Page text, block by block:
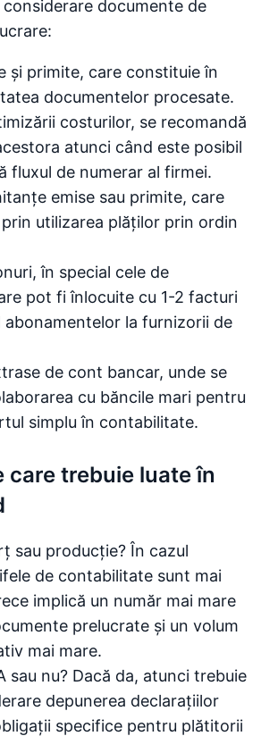
documente de
și primite, care constituie în
documentelor procesate.
costurilor, se recomandă
atunci când este posibil
fluxul de numerar al firmei.
emise sau primite, care
utilizarea plăților prin ordin
în special cele de
pot fi înlocuite cu 1-2 facturi
abonamentelor la furnizorii de
de cont bancar, unde se
cu băncile mari pentru
simplu în contabilitate.
care trebuie luate în
sau producție? În cazul
de contabilitate sunt mai
implică un număr mai mare
prelucrate și un volum
mai mare.
sau nu? Dacă da, atunci trebuie
depunerea declarațiilor
specifice pentru plătitorii